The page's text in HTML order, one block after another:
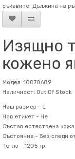
ръкавите. Дължина на
Изящно
кожено
Модел: 10070689
Наличност: Out Of Stock
Наш размер - L
Нов етикет - Не
Състав естествена кожа
Състояние - Без следи
Тегло - 1205 гр.